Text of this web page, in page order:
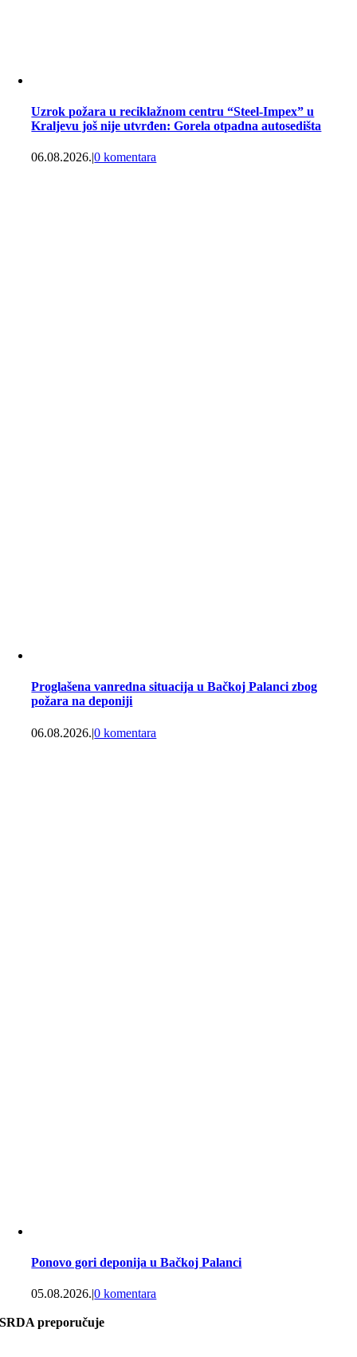
Uzrok požara u reciklažnom centru “Steel-Impex” u
Kraljevu još nije utvrđen: Gorela otpadna autosedišta
06.08.2026.|0 komentara
Proglašena vanredna situacija u Bačkoj Palanci zbog
požara na deponiji
06.08.2026.|0 komentara
Ponovo gori deponija u Bačkoj Palanci
05.08.2026.|0 komentara
SRDA preporučuje